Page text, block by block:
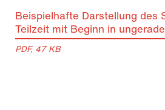
Beispielhafte Darstellung des
Teilzeit mit Beginn in
PDF, 47 KB